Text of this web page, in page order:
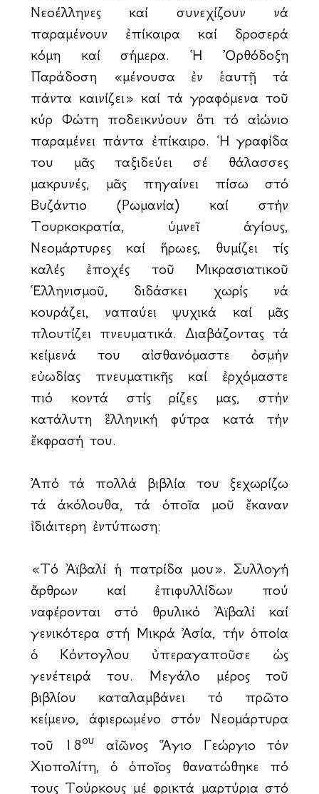
Νεοέλληνες καί συνεχίζουν νά
παραμένουν ἐπίκαιρα καί δροσερά
ἀκόμη καί σήμερα. Ἡ Ὀρθόδοξη
Παράδοση «μένουσα ἐν ἑαυτῇ τά
πάντα καινίζει» καί τά γραφόμενα τοῦ
κύρ Φώτη ἀποδεικνύουν ὅτι τό αἰώνιο
παραμένει πάντα ἐπίκαιρο. Ἡ γραφίδα
του μᾶς ταξιδεύει σέ θάλασσες
μακρυνές, μᾶς πηγαίνει πίσω στό
Βυζάντιο (Ρωμανία) καί στήν
Τουρκοκρατία, ὑμνεῖ ἁγίους,
Νεομάρτυρες καί ἥρωες, θυμίζει τίς
καλές ἐποχές τοῦ Μικρασιατικοῦ
Ἑλληνισμοῦ, διδάσκει χωρίς νά
κουράζει, ἀναπαύει ψυχικά καί μᾶς
πλουτίζει πνευματικά. Διαβάζοντας τά
κείμενά του αἰσθανόμαστε ὀσμήν
εὐωδίας πνευματικῆς καί ἐρχόμαστε
πιό κοντά στίς ρίζες μας, στήν
ἀκατάλυτη ἓλληνική φύτρα κατά τήν
ἔκφρασή του.
Ἀπό τά πολλά βιβλία του ξεχωρίζω
τά άκόλουθα, τά ὁποῖα μοῦ ἔκαναν
ἰδιάιτερη ἐντύπωση:
«Τό Ἀϊβαλί ἡ πατρίδα μου». Συλλογή
ἄρθρων καί ἐπιφυλλίδων πού
ἀναφέρονται στό θρυλικό Ἀϊβαλί καί
γενικότερα στή Μικρά Ἀσία, τήν ὁποία
ὁ Κόντογλου ὐπεραγαποῦσε ὡς
γενέτειρά του. Μεγάλο μέρος τοῦ
βιβλίου καταλαμβάνει τό πρῶτο
κείμενο, άφιερωμένο στόν Νεομάρτυρα
τοῦ 18ου
αἰῶνος Ἅγιο Γεώργιο τόν
Χιοπολίτη, ὁ ὁποῖος θανατώθηκε ἀπό
τους Τούρκους μέ φρικτά μαρτύρια στό